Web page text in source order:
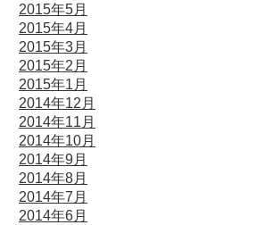
2015年5月
2015年4月
2015年3月
2015年2月
2015年1月
2014年12月
2014年11月
2014年10月
2014年9月
2014年8月
2014年7月
2014年6月